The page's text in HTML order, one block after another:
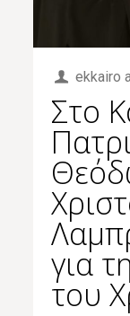
ekkairo
Στο
για
του